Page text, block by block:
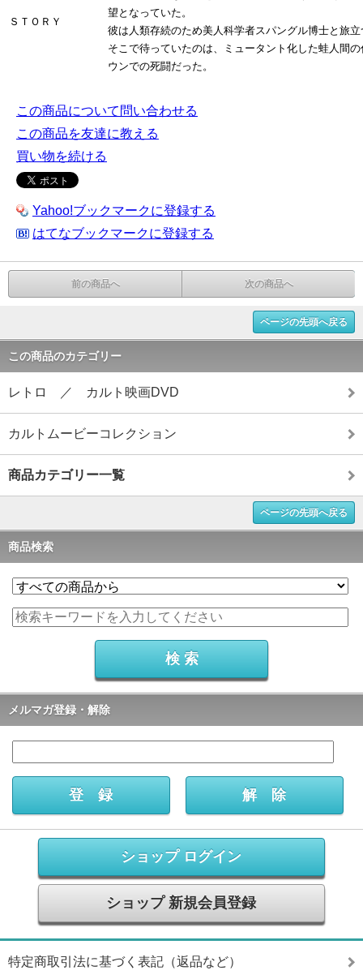
ＳＴＯＲＹ
望となっていた。
彼は人類存続のため美人科学者スパングル博士と旅立
そこで待っていたのは、ミュータント化した蛙人間
ウンでの死闘だった。
この商品について問い合わせる
この商品を友達に教える
買い物を続ける
Yahoo!ブックマークに登録する
はてなブックマークに登録する
前の商品へ 次の商品へ
ページの先頭へ戻る
この商品のカテゴリー
レトロ ／ カルト映画DVD
カルトムービーコレクション
商品カテゴリー一覧
ページの先頭へ戻る
商品検索
メルマガ登録・解除
ショップ ログイン
ショップ 新規会員登録
特定商取引法に基づく表記（返品など）